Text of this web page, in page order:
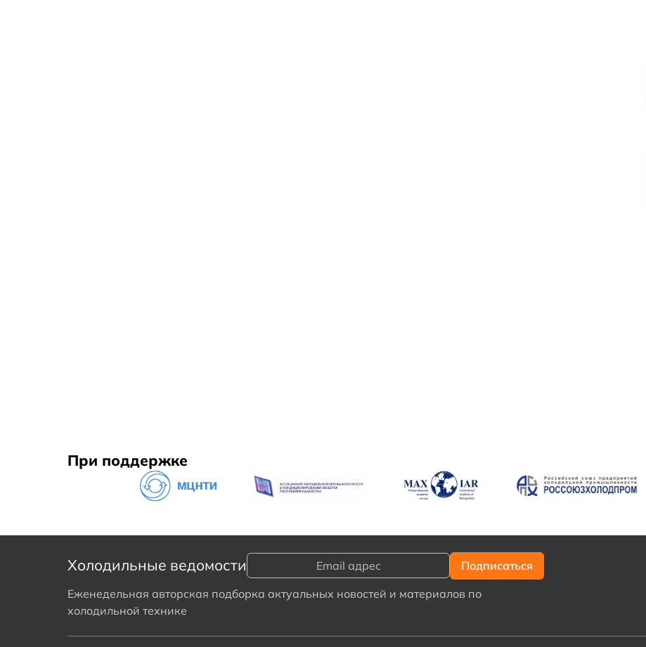
При поддержке
Холодильные ведомости
Еженедельная авторская подборка актуальных новостей и материалов по
холодильной технике